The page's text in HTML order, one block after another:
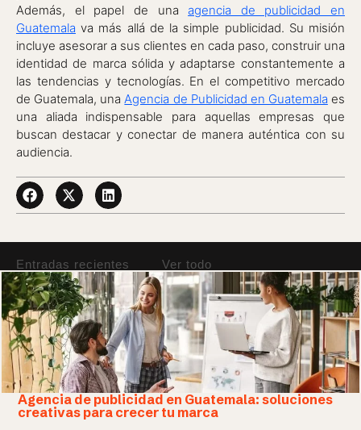
Además, el papel de una agencia de publicidad en
Guatemala va más allá de la simple publicidad. Su misión
incluye asesorar a sus clientes en cada paso, construir una
identidad de marca sólida y adaptarse constantemente a
las tendencias y tecnologías. En el competitivo mercado
de Guatemala, una Agencia de Publicidad en Guatemala es
una aliada indispensable para aquellas empresas que
buscan destacar y conectar de manera auténtica con su
audiencia.
Entradas recientes Ver todo
Agencia de publicidad en Guatemala: soluciones
creativas para crecer tu marca